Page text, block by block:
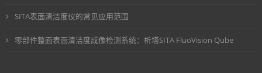
SITA表面清洁度仪的常见应用范围
零部件整面表面清洁度成像检测系统：析塔SITA FluoVision Qube